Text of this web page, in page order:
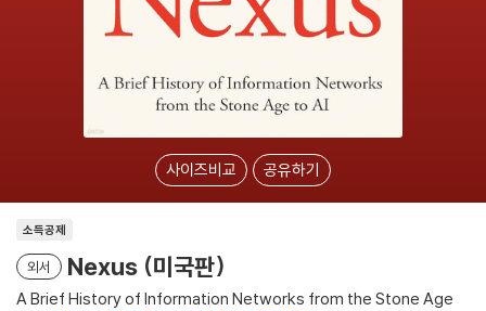
사이즈비교 공유하기
소득공제
외서 Nexus (미국판)
A Brief History of Information Networks from the Stone Age